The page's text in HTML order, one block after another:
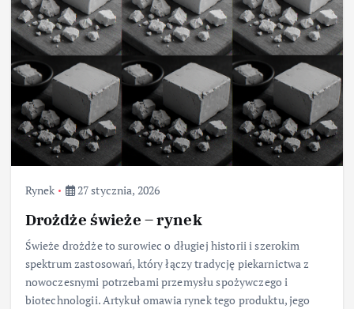
Rynek 27 stycznia, 2026
Drożdże świeże – rynek
Świeże drożdże to surowiec o długiej historii i szerokim
spektrum zastosowań, który łączy tradycję piekarnictwa z
nowoczesnymi potrzebami przemysłu spożywczego i
biotechnologii. Artykuł omawia rynek tego produktu, jego